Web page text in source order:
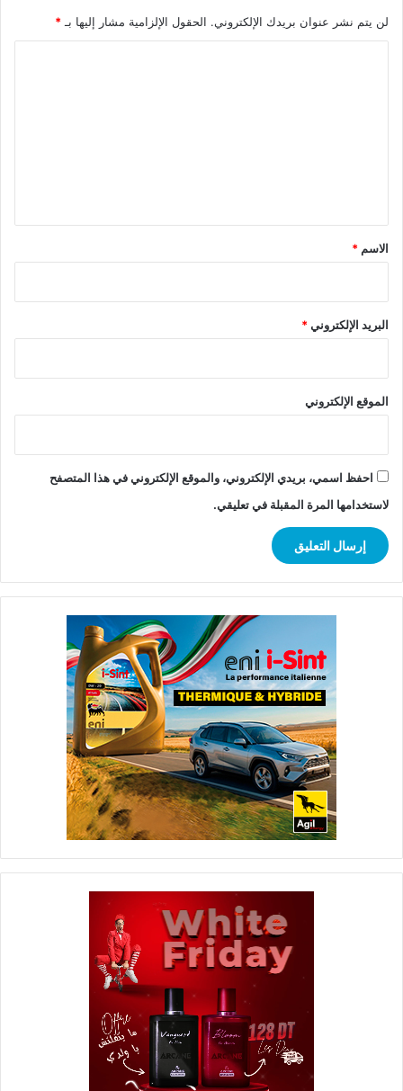
لن يتم نشر عنوان بريدك الإلكتروني. الحقول الإلزامية مشار إليها بـ *
*
الاسم *
البريد الإلكتروني*
الموقع الإلكتروني
احفظ اسمي، بريدي الإلكتروني، والموقع الإلكتروني في هذا المتصفح
لاستخدامها المرة المقبلة في تعليقي.